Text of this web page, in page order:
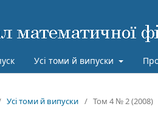
Усі томи й випуски
Усі томи й випуски / Том 4 № 2 (2008)